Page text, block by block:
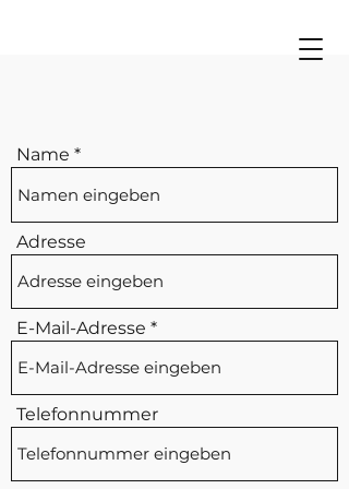
Name
Adresse
E-Mail-Adresse
Telefonnummer